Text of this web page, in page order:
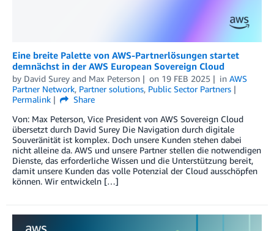
Eine breite Palette von AWS-Partnerlösungen startet
demnächst in der AWS European Sovereign Cloud
by David Surey and Max Peterson on 19 FEB 2025 in AWS
Partner Network, Partner solutions, Public Sector Partners
Permalink
Share
Von: Max Peterson, Vice President von AWS Sovereign Cloud
übersetzt durch David Surey Die Navigation durch digitale
Souveränität ist komplex. Doch unsere Kunden stehen dabei
nicht alleine da. AWS und unsere Partner stellen die notwendigen
Dienste, das erforderliche Wissen und die Unterstützung bereit,
damit unsere Kunden das volle Potenzial der Cloud ausschöpfen
können. Wir entwickeln […]